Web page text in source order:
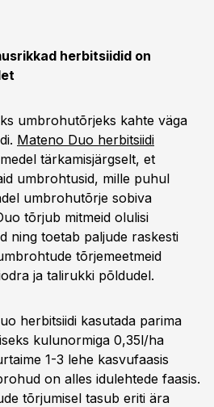
herbitsiidid on
umbrohutõrjeks kahte väga
Mateno Duo herbitsiidi
tärkamisjärgselt, et
umbrohtusid, mille puhul
umbrohutõrje sobiva
tõrjub mitmeid olulisi
ning toetab paljude raskesti
tõrjemeetmeid
ja talirukki põldudel.
herbitsiidi kasutada parima
kulunormiga 0,35l/ha
1-3 lehe kasvufaasis
on alles idulehtede faasis.
tõrjumisel tasub eriti ära